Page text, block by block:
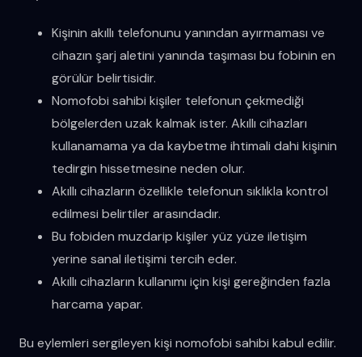
Kişinin akıllı telefonunu yanından ayırmaması ve
cihazın şarj aletini yanında taşıması bu fobinin en
görülür belirtisidir.
Nomofobi sahibi kişiler telefonun çekmediği
bölgelerden uzak kalmak ister. Akıllı cihazları
kullanamama ya da kaybetme ihtimali dahi kişinin
tedirgin hissetmesine neden olur.
Akıllı cihazların özellikle telefonun sıklıkla kontrol
edilmesi belirtiler arasındadır.
Bu fobiden muzdarip kişiler yüz yüze iletişim
yerine sanal iletişimi tercih eder.
Akıllı cihazların kullanımı için kişi gereğinden fazla
harcama yapar.
Bu eylemleri sergileyen kişi nomofobi sahibi kabul edilir.